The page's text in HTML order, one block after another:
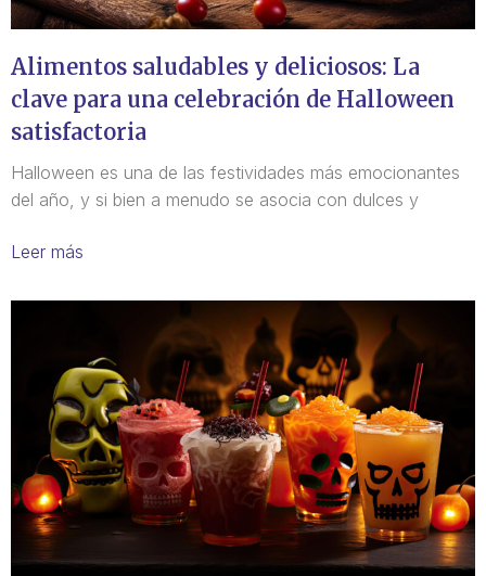
Alimentos saludables y deliciosos: La
clave para una celebración de Halloween
satisfactoria
Halloween es una de las festividades más emocionantes
del año, y si bien a menudo se asocia con dulces y
Leer más